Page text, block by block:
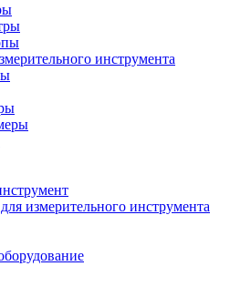
инструмента
измерительного инструмента